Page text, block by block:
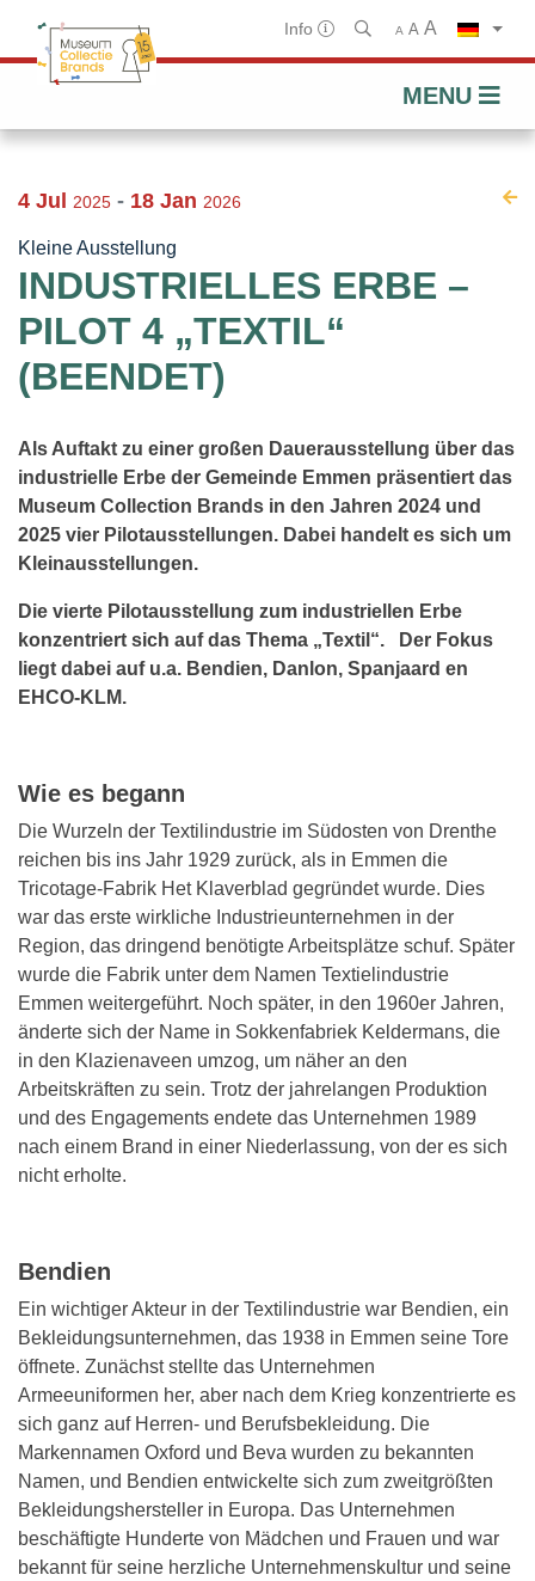
Zum
springen
Info A A A
MENU
4 Jul 2025 - 18 Jan 2026
Kleine Ausstellung
INDUSTRIELLES ERBE –
PILOT 4 „TEXTIL“
(BEENDET)
Als Auftakt zu einer großen Dauerausstellung über das
industrielle Erbe der Gemeinde Emmen präsentiert das
Museum Collection Brands in den Jahren 2024 und
2025 vier Pilotausstellungen. Dabei handelt es sich um
Kleinausstellungen.
Die vierte Pilotausstellung zum industriellen Erbe
konzentriert sich auf das Thema „Textil“.
Der Fokus
liegt dabei auf u.a. Bendien, Danlon, Spanjaard en
EHCO-KLM.
Wie es begann
Die Wurzeln der Textilindustrie im Südosten von Drenthe
reichen bis ins Jahr 1929 zurück, als in Emmen die
Tricotage-Fabrik Het Klaverblad gegründet wurde. Dies
war das erste wirkliche Industrieunternehmen in der
Region, das dringend benötigte Arbeitsplätze schuf. Später
wurde die Fabrik unter dem Namen Textielindustrie
Emmen weitergeführt. Noch später, in den 1960er Jahren,
änderte sich der Name in Sokkenfabriek Keldermans, die
in den Klazienaveen umzog, um näher an den
Arbeitskräften zu sein. Trotz der jahrelangen Produktion
und des Engagements endete das Unternehmen 1989
nach einem Brand in einer Niederlassung, von der es sich
nicht erholte.
Bendien
Ein wichtiger Akteur in der Textilindustrie war Bendien, ein
Bekleidungsunternehmen, das 1938 in Emmen seine Tore
öffnete. Zunächst stellte das Unternehmen
Armeeuniformen her, aber nach dem Krieg konzentrierte es
sich ganz auf Herren- und Berufsbekleidung. Die
Markennamen Oxford und Beva wurden zu bekannten
Namen, und Bendien entwickelte sich zum zweitgrößten
Bekleidungshersteller in Europa. Das Unternehmen
beschäftigte Hunderte von Mädchen und Frauen und war
bekannt für seine herzliche Unternehmenskultur und seine